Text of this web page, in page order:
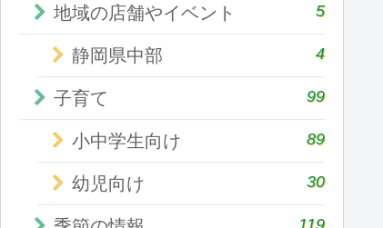
地域の店舗やイベント 5
静岡県中部 4
子育て 99
小中学生向け 89
幼児向け 30
119